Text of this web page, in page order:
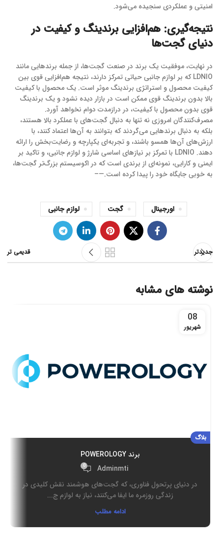
امنیتی و عملکردی سنجیده می‌شود.
نتیجه‌گیری: هم‌افزایی برندینگ و کیفیت در
دنیای گجت‌ها
در نهایت، موفقیت یک برند در صنعت گجت‌ها، از جمله برندهایی مانند
LDNIO که بر لوازم جانبی حیاتی تمرکز دارند، نتیجه هم‌افزایی قوی بین
کیفیت محصول و استراتژی برندینگ موثر است. یک محصول با کیفیت
بالا بدون برندینگ قوی ممکن است در بازار دیده نشود و یک برندینگ
قوی بدون محصول با کیفیت، در درازمدت دوام نخواهد آورد.
مصرف‌کنندگان امروزی نه تنها به دنبال گجت‌های با عملکرد بالا هستند،
بلکه به دنبال برندهایی می‌گردند که بتوانند به آن‌ها اعتماد کنند، با
ارزش‌های آن‌ها همسو باشند، و تجربه‌ای یکپارچه و رضایت‌بخش را ارائه
دهند. LDNIO با تمرکز بر نیازهای اساسی شارژ و لوازم جانبی، و تاکید بر
ایمنی و کارایی، نمونه‌ای از برندی است که در اکوسیستم بزرگ‌تر گجت‌ها،
به خوبی جایگاه خود را پیدا کرده است.—–
اورجینال گجت لوازم جانبی
جدیدتر قدیمی تر
نوشته های مشابه
08
شهریور
بلاگ
برند POWEROLOGY
Adminmti
0
در دنیای پرتحول فناوری، که گجت‌های هوشمند نقش کلیدی در
زندگی روزمره ما ایفا می‌کنند، نیاز به لوازم ج...
ادامه مطلب